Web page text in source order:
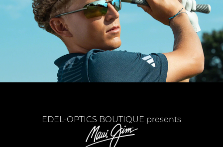
EDEL-OPTICS BOUTIQUE presents